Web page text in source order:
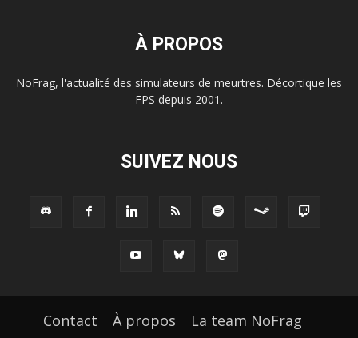
À PROPOS
NoFrag, l'actualité des simulateurs de meurtres. Décortique les
FPS depuis 2001.
SUIVEZ NOUS
Contact À propos La team NoFrag